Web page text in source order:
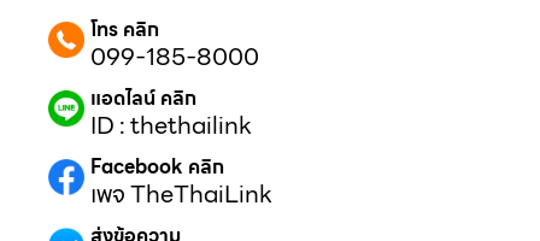
โทร คลิก
099-185-8000
แอดไลน์ คลิก
ID : thethailink
Facebook คลิก
เพจ TheThaiLink